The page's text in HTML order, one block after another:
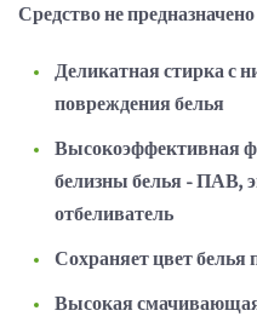
Средство не
Деликатная стирка с
повреждения белья
Высокоэффективная
белизны белья - ПАВ,
отбеливатель
Сохраняет цвет
Высокая смачивающая